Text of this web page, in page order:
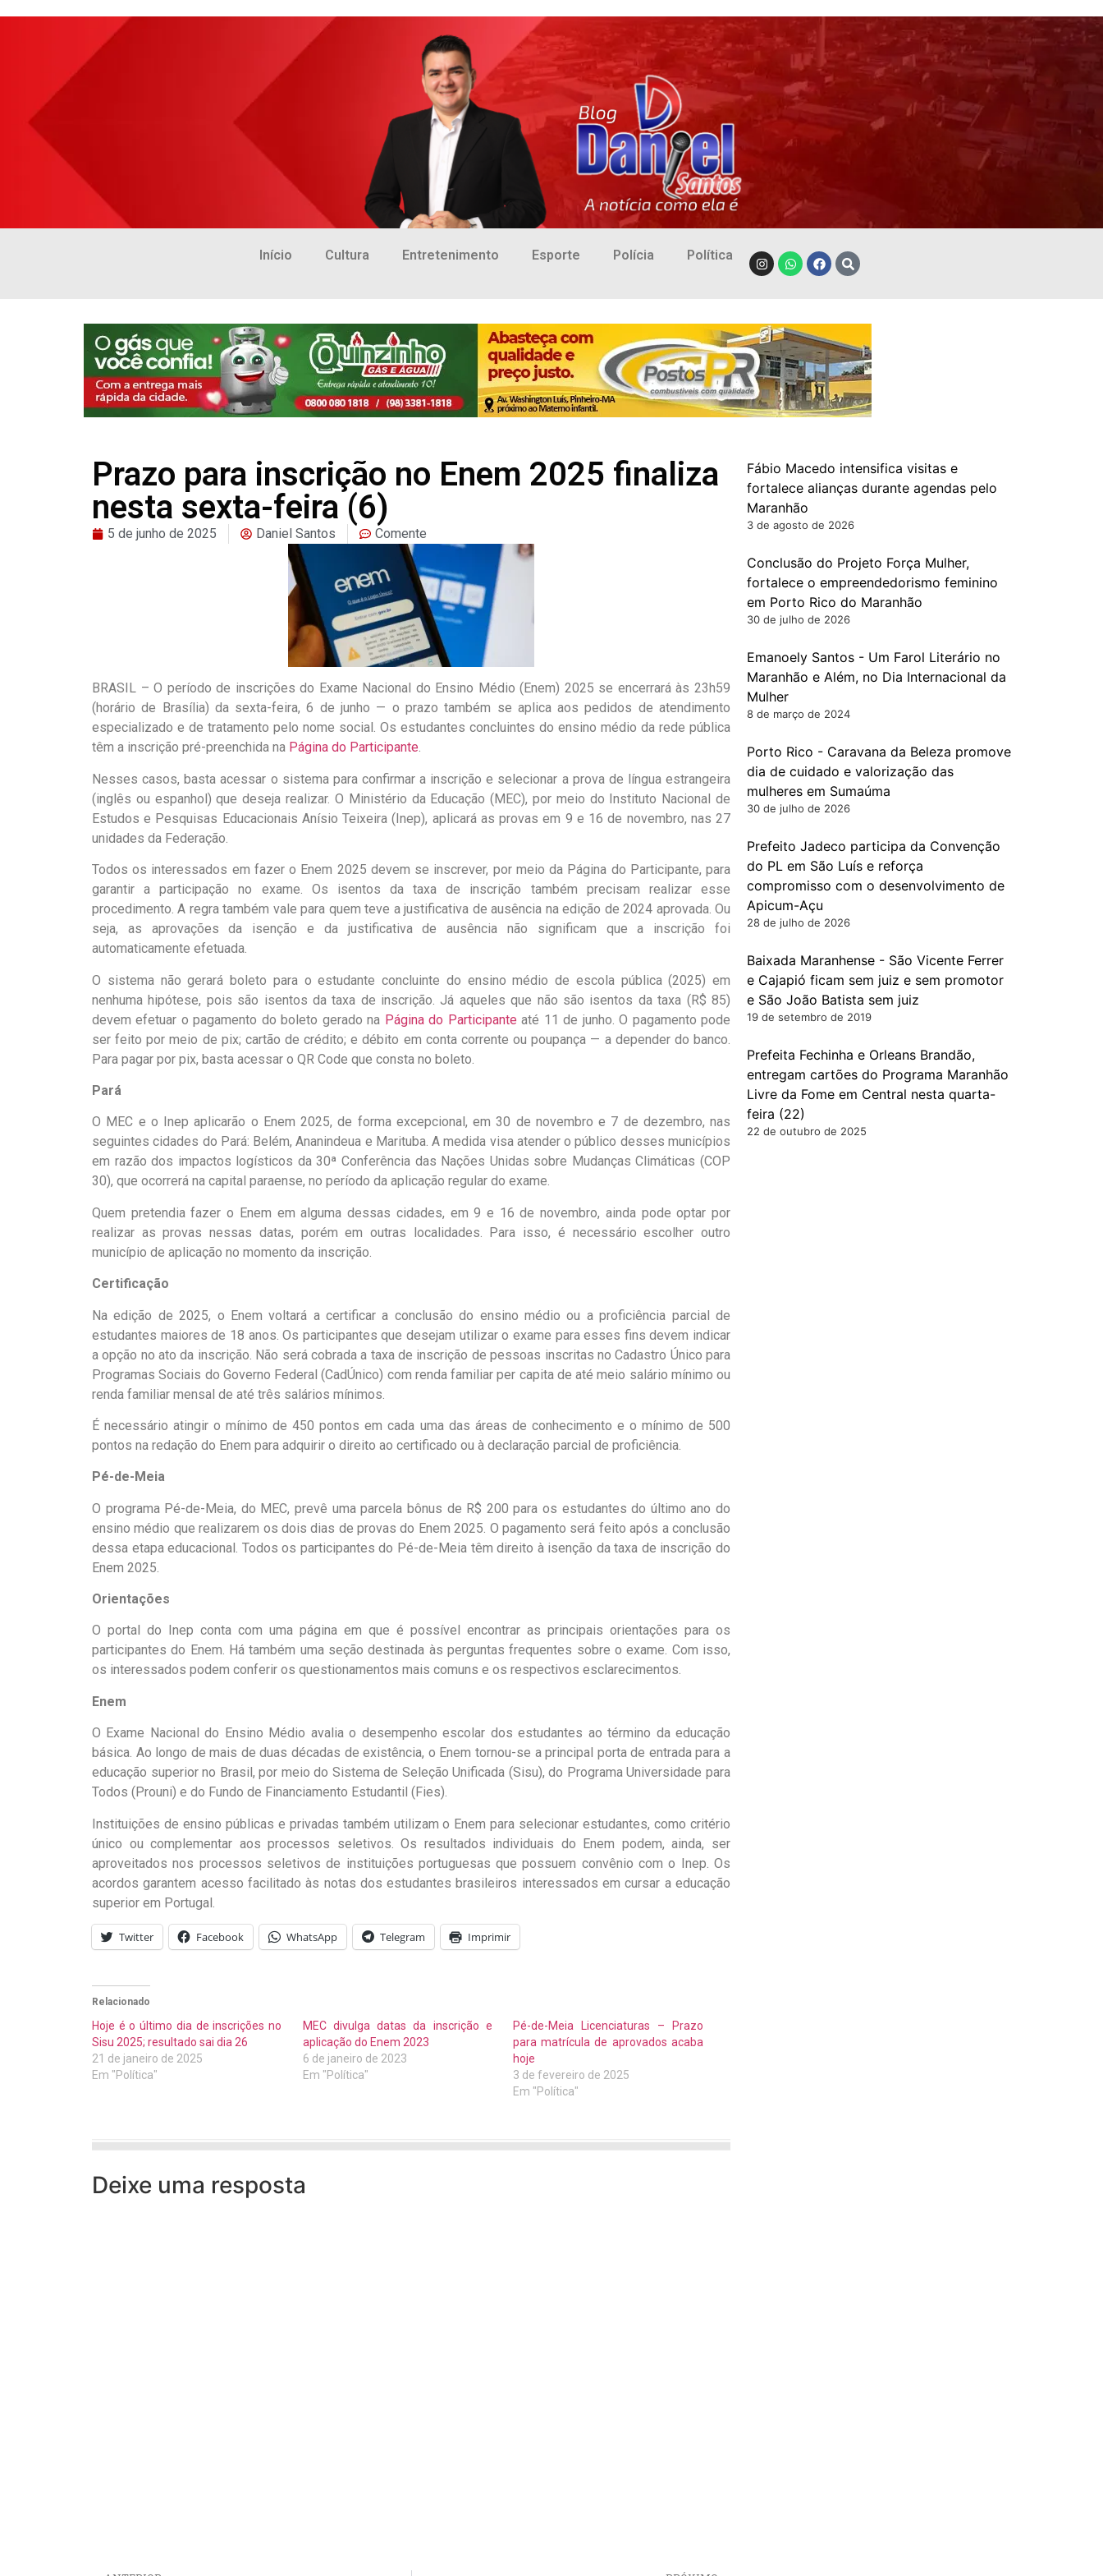
Início Cultura Entretenimento Esporte Polícia Política
Prazo para inscrição no Enem 2025 finaliza
nesta sexta-feira (6)
5 de junho de 2025 Daniel Santos Comente
BRASIL – O período de inscrições do Exame Nacional do Ensino Médio (Enem) 2025 se encerrará às 23h59
(horário de Brasília) da sexta-feira, 6 de junho — o prazo também se aplica aos pedidos de atendimento
especializado e de tratamento pelo nome social. Os estudantes concluintes do ensino médio da rede pública
têm a inscrição pré-preenchida na Página do Participante.
Nesses casos, basta acessar o sistema para confirmar a inscrição e selecionar a prova de língua estrangeira
(inglês ou espanhol) que deseja realizar. O Ministério da Educação (MEC), por meio do Instituto Nacional de
Estudos e Pesquisas Educacionais Anísio Teixeira (Inep), aplicará as provas em 9 e 16 de novembro, nas 27
unidades da Federação.
Todos os interessados em fazer o Enem 2025 devem se inscrever, por meio da Página do Participante, para
garantir a participação no exame. Os isentos da taxa de inscrição também precisam realizar esse
procedimento. A regra também vale para quem teve a justificativa de ausência na edição de 2024 aprovada. Ou
seja, as aprovações da isenção e da justificativa de ausência não significam que a inscrição foi
automaticamente efetuada.
O sistema não gerará boleto para o estudante concluinte do ensino médio de escola pública (2025) em
nenhuma hipótese, pois são isentos da taxa de inscrição. Já aqueles que não são isentos da taxa (R$ 85)
devem efetuar o pagamento do boleto gerado na Página do Participante até 11 de junho. O pagamento pode
ser feito por meio de pix; cartão de crédito; e débito em conta corrente ou poupança — a depender do banco.
Para pagar por pix, basta acessar o QR Code que consta no boleto.
Pará
O MEC e o Inep aplicarão o Enem 2025, de forma excepcional, em 30 de novembro e 7 de dezembro, nas
seguintes cidades do Pará: Belém, Ananindeua e Marituba. A medida visa atender o público desses municípios
em razão dos impactos logísticos da 30ª Conferência das Nações Unidas sobre Mudanças Climáticas (COP
30), que ocorrerá na capital paraense, no período da aplicação regular do exame.
Quem pretendia fazer o Enem em alguma dessas cidades, em 9 e 16 de novembro, ainda pode optar por
realizar as provas nessas datas, porém em outras localidades. Para isso, é necessário escolher outro
município de aplicação no momento da inscrição.
Certificação
Na edição de 2025, o Enem voltará a certificar a conclusão do ensino médio ou a proficiência parcial de
estudantes maiores de 18 anos. Os participantes que desejam utilizar o exame para esses fins devem indicar
a opção no ato da inscrição. Não será cobrada a taxa de inscrição de pessoas inscritas no Cadastro Único para
Programas Sociais do Governo Federal (CadÚnico) com renda familiar per capita de até meio salário mínimo ou
renda familiar mensal de até três salários mínimos.
É necessário atingir o mínimo de 450 pontos em cada uma das áreas de conhecimento e o mínimo de 500
pontos na redação do Enem para adquirir o direito ao certificado ou à declaração parcial de proficiência.
Pé-de-Meia
O programa Pé-de-Meia, do MEC, prevê uma parcela bônus de R$ 200 para os estudantes do último ano do
ensino médio que realizarem os dois dias de provas do Enem 2025. O pagamento será feito após a conclusão
dessa etapa educacional. Todos os participantes do Pé-de-Meia têm direito à isenção da taxa de inscrição do
Enem 2025.
Orientações
O portal do Inep conta com uma página em que é possível encontrar as principais orientações para os
participantes do Enem. Há também uma seção destinada às perguntas frequentes sobre o exame. Com isso,
os interessados podem conferir os questionamentos mais comuns e os respectivos esclarecimentos.
Enem
O Exame Nacional do Ensino Médio avalia o desempenho escolar dos estudantes ao término da educação
básica. Ao longo de mais de duas décadas de existência, o Enem tornou-se a principal porta de entrada para a
educação superior no Brasil, por meio do Sistema de Seleção Unificada (Sisu), do Programa Universidade para
Todos (Prouni) e do Fundo de Financiamento Estudantil (Fies).
Instituições de ensino públicas e privadas também utilizam o Enem para selecionar estudantes, como critério
único ou complementar aos processos seletivos. Os resultados individuais do Enem podem, ainda, ser
aproveitados nos processos seletivos de instituições portuguesas que possuem convênio com o Inep. Os
acordos garantem acesso facilitado às notas dos estudantes brasileiros interessados em cursar a educação
superior em Portugal.
Twitter Facebook WhatsApp Telegram Imprimir
Relacionado
Hoje é o último dia de inscrições no
Sisu 2025; resultado sai dia 26
21 de janeiro de 2025
Em "Política"
MEC divulga datas da inscrição e
aplicação do Enem 2023
6 de janeiro de 2023
Em "Política"
Pé-de-Meia Licenciaturas – Prazo
para matrícula de aprovados acaba
hoje
3 de fevereiro de 2025
Em "Política"
Deixe uma resposta
Fábio Macedo intensifica visitas e
fortalece alianças durante agendas pelo
Maranhão
3 de agosto de 2026
Conclusão do Projeto Força Mulher,
fortalece o empreendedorismo feminino
em Porto Rico do Maranhão
30 de julho de 2026
Emanoely Santos - Um Farol Literário no
Maranhão e Além, no Dia Internacional da
Mulher
8 de março de 2024
Porto Rico - Caravana da Beleza promove
dia de cuidado e valorização das
mulheres em Sumaúma
30 de julho de 2026
Prefeito Jadeco participa da Convenção
do PL em São Luís e reforça
compromisso com o desenvolvimento de
Apicum-Açu
28 de julho de 2026
Baixada Maranhense - São Vicente Ferrer
e Cajapió ficam sem juiz e sem promotor
e São João Batista sem juiz
19 de setembro de 2019
Prefeita Fechinha e Orleans Brandão,
entregam cartões do Programa Maranhão
Livre da Fome em Central nesta quarta-
feira (22)
22 de outubro de 2025